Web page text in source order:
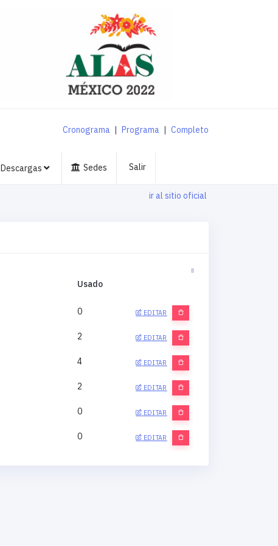
Cronograma | Programa | Completo
Descargas Sedes Salir
ir al sitio oficial
Usado
0 EDITAR
2 EDITAR
4 EDITAR
2 EDITAR
0 EDITAR
0 EDITAR